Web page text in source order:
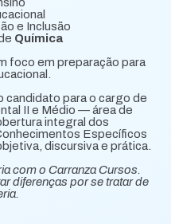
e Inclusão
Química
foco em preparação para
candidato para o cargo de
II e Médio — área de
integral dos
Específicos
discursiva e prática.
com o Carranza Cursos.
diferenças por se tratar de